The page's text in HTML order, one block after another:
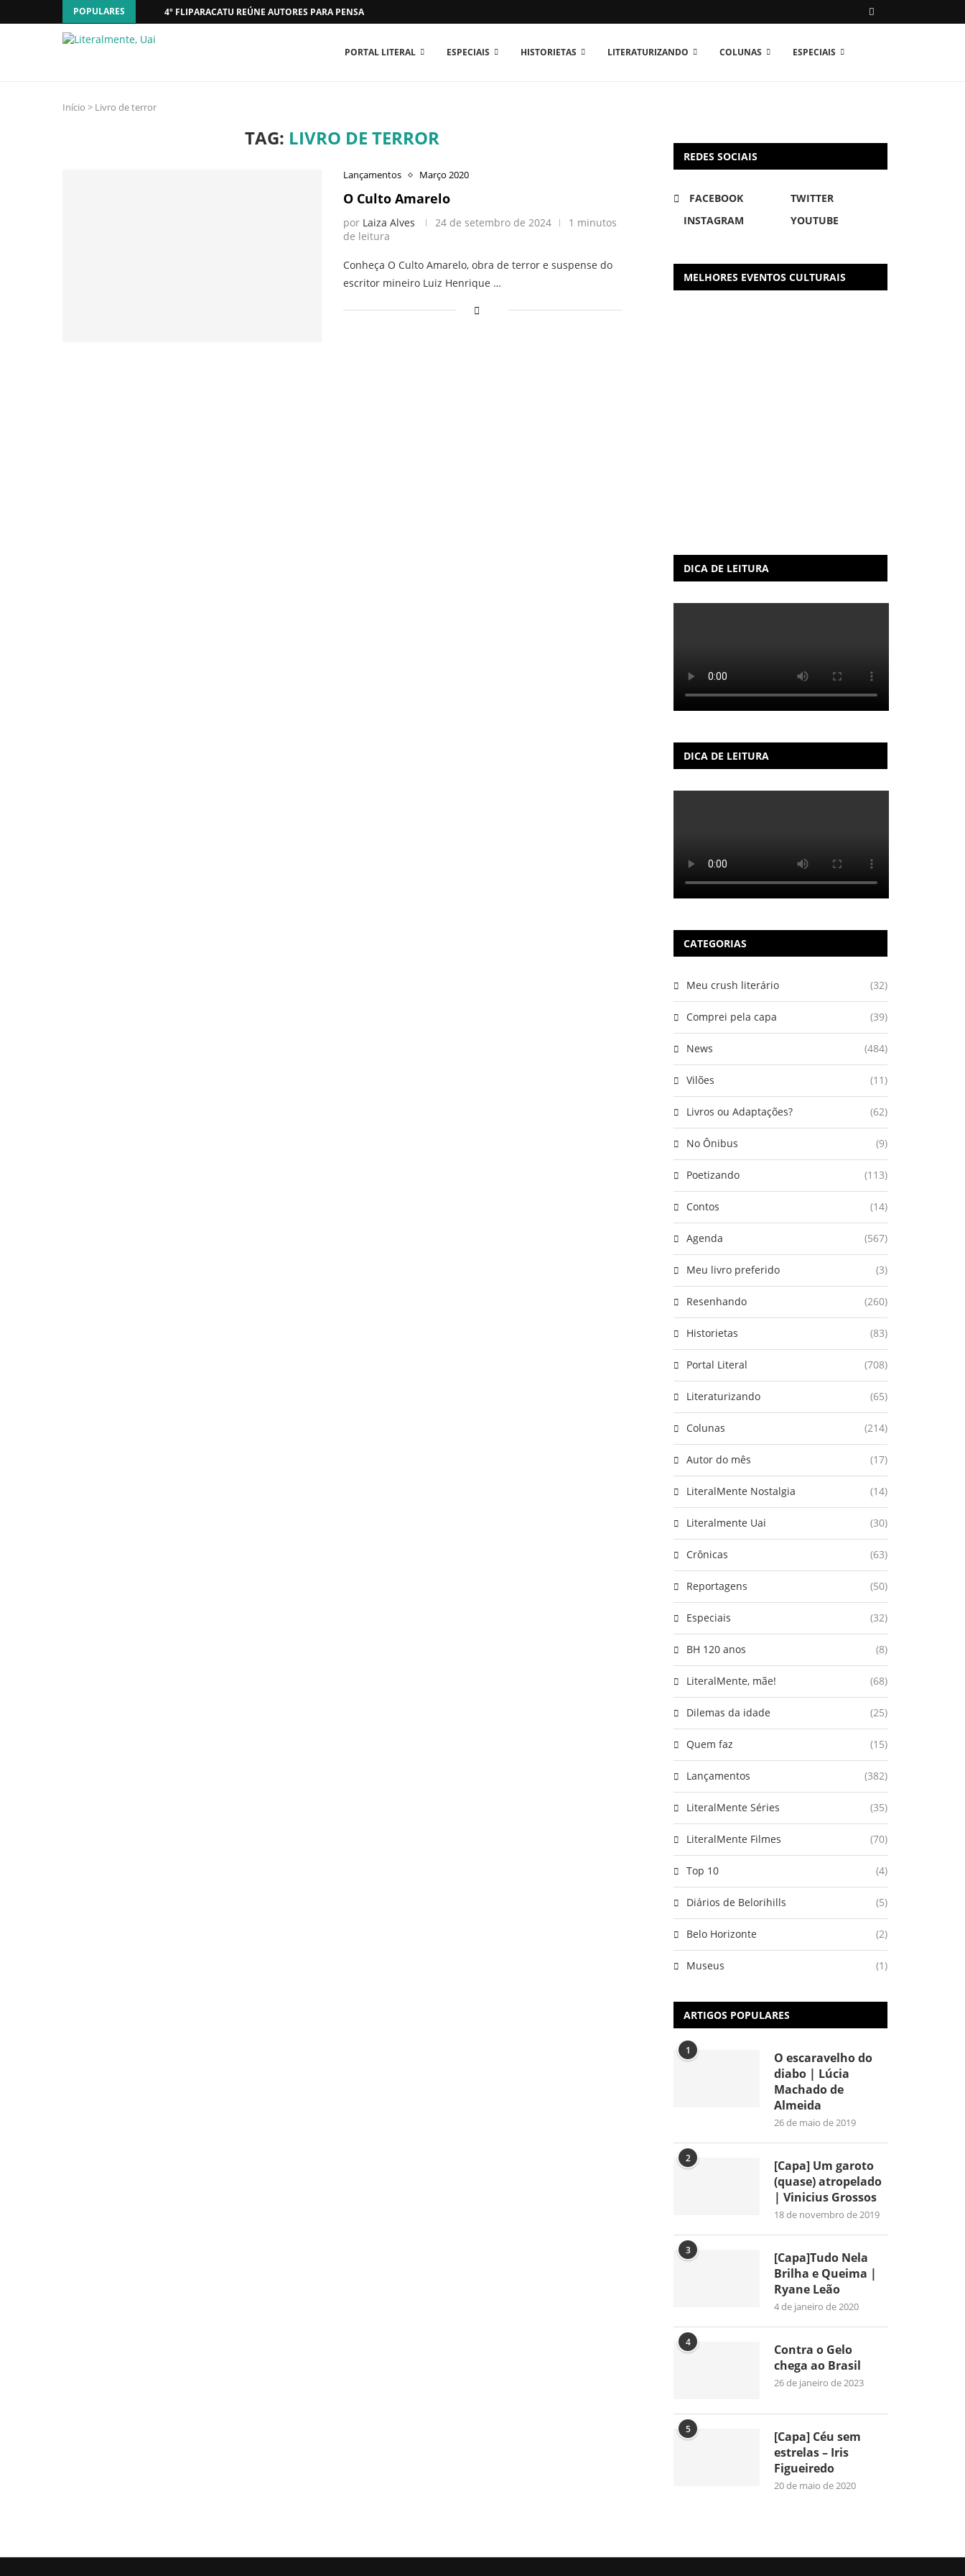
POPULARES 4º FLIPARACATU REÚNE AUTORES PARA PENSAR O MUNDO...
PORTAL LITERAL ESPECIAIS HISTORIETAS LITERATURIZANDO COLUNAS ESPECIAIS
Início > Livro de terror
TAG: LIVRO DE TERROR
Lançamentos Março 2020
O Culto Amarelo
por Laiza Alves 24 de setembro de 2024
1 minutos
de leitura
Conheça O Culto Amarelo, obra de terror e suspense do
escritor mineiro Luiz Henrique …
REDES SOCIAIS
FACEBOOK
TWITTER
INSTAGRAM
YOUTUBE
MELHORES EVENTOS CULTURAIS
DICA DE LEITURA
DICA DE LEITURA
CATEGORIAS
Meu crush literário (32)
Comprei pela capa (39)
News (484)
Vilões (11)
Livros ou Adaptações? (62)
No Ônibus (9)
Poetizando (113)
Contos (14)
Agenda (567)
Meu livro preferido (3)
Resenhando (260)
Historietas (83)
Portal Literal (708)
Literaturizando (65)
Colunas (214)
Autor do mês (17)
LiteralMente Nostalgia (14)
Literalmente Uai (30)
Crônicas (63)
Reportagens (50)
Especiais (32)
BH 120 anos (8)
LiteralMente, mãe! (68)
Dilemas da idade (25)
Quem faz (15)
Lançamentos (382)
LiteralMente Séries (35)
LiteralMente Filmes (70)
Top 10 (4)
Diários de Belorihills (5)
Belo Horizonte (2)
Museus (1)
ARTIGOS POPULARES
1
O escaravelho do
diabo | Lúcia
Machado de
Almeida
26 de maio de 2019
2
[Capa] Um garoto
(quase) atropelado
| Vinicius Grossos
18 de novembro de 2019
3
[Capa]Tudo Nela
Brilha e Queima |
Ryane Leão
4 de janeiro de 2020
4
Contra o Gelo
chega ao Brasil
26 de janeiro de 2023
5
[Capa] Céu sem
estrelas – Iris
Figueiredo
20 de maio de 2020